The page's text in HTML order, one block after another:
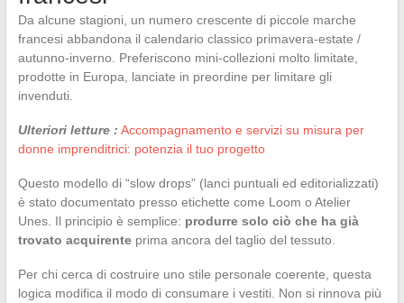
Da alcune stagioni, un numero crescente di piccole marche
francesi abbandona il calendario classico primavera-estate /
autunno-inverno. Preferiscono mini-collezioni molto limitate,
prodotte in Europa, lanciate in preordine per limitare gli
invenduti.
Ulteriori letture : Accompagnamento e servizi su misura per
donne imprenditrici: potenzia il tuo progetto
Questo modello di “slow drops” (lanci puntuali ed editorializzati)
è stato documentato presso etichette come Loom o Atelier
Unes. Il principio è semplice: produrre solo ciò che ha già
trovato acquirenteprima ancora del taglio del tessuto.
Per chi cerca di costruire uno stile personale coerente, questa
logica modifica il modo di consumare i vestiti. Non si rinnova più